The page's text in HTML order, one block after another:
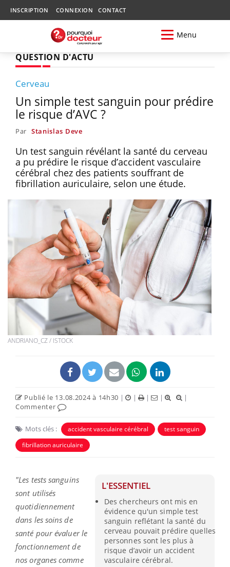
INSCRIPTION CONNEXION CONTACT
Menu
QUESTION D'ACTU
Cerveau
Un simple test sanguin pour prédire
le risque d’AVC ?
Par Stanislas Deve
Un test sanguin révélant la santé du cerveau
a pu prédire le risque d’accident vasculaire
cérébral chez des patients souffrant de
fibrillation auriculaire, selon une étude.
ANDRIANO_CZ / ISTOCK
Publié le 13.08.2024 à 14h30 | | | |
|
Commenter
Mots clés : accident vasculaire cérébral
test sanguin
fibrillation auriculaire
L'ESSENTIEL
Des chercheurs ont mis en
évidence qu'un simple test
sanguin reflétant la santé du
cerveau pouvait prédire quelles
personnes sont les plus à
risque d’avoir un accident
vasculaire cérébral.
"Les tests sanguins
sont utilisés
quotidiennement
dans les soins de
santé pour évaluer le
fonctionnement de
nos organes comme